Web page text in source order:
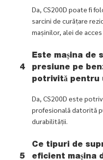
Da, CS200D poate fi
sarcini de curățare
mașinilor, alei de
4
Este mașina de
presiune pe
potrivită pentru
Da, CS200D este
profesională datorită
durabilității.
5
Ce tipuri de
eficient mașina